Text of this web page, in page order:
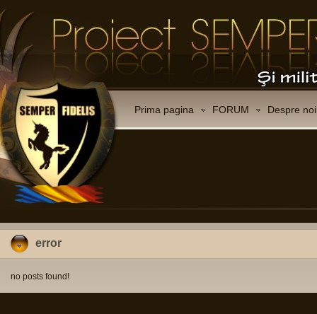
Prima pagina FORUM Despre noi
error
no posts found!